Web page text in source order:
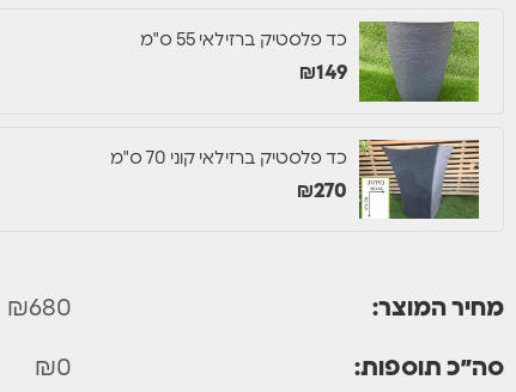
כד פלסטיק ברזילאי 55 ס"מ
₪149
כד פלסטיק ברזילאי קוני 70 ס"מ
₪270
מחיר המוצר: ₪680
סה״כ תוספות: ₪0